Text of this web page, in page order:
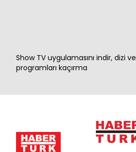
Show TV uygulamasını indir, dizi ve
programları kaçırma